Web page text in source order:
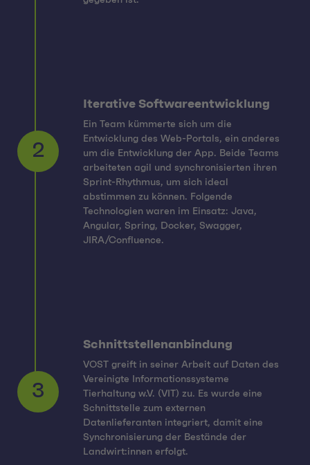
Iterative Softwareentwicklung
Ein Team kümmerte sich um die
Entwicklung des Web-Portals, ein anderes
um die Entwicklung der App. Beide Teams
arbeiteten agil und synchronisierten ihren
Sprint-Rhythmus, um sich ideal
abstimmen zu können. Folgende
Technologien waren im Einsatz: Java,
Angular, Spring, Docker, Swagger,
JIRA/Confluence.
Schnittstellenanbindung
VOST greift in seiner Arbeit auf Daten des
Vereinigte Informationssysteme
Tierhaltung w.V. (VIT) zu. Es wurde eine
Schnittstelle zum externen
Datenlieferanten integriert, damit eine
Synchronisierung der Bestände der
Landwirt:innen erfolgt.